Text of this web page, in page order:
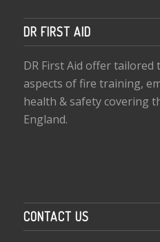
DR FIRST AID
DR First Aid offer
aspects of fire training,
health & safety covering
England.
CONTACT US